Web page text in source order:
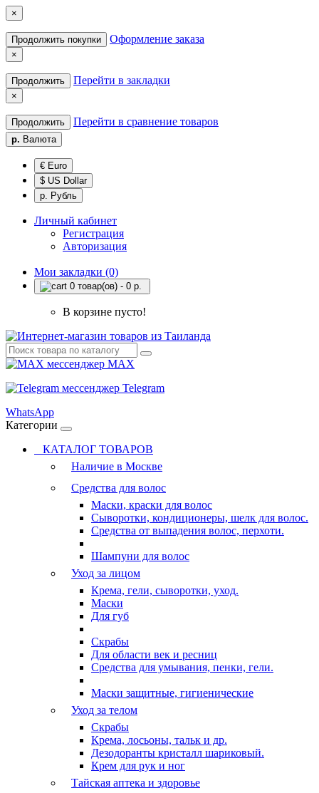
×
Продолжить покупки Оформление заказа
×
Продолжить Перейти в закладки
×
Продолжить Перейти в сравнение товаров
р. Валюта
€ Euro
$ US Dollar
р. Рубль
Личный кабинет
Регистрация
Авторизация
Мои закладки (0)
0 товар(ов) - 0 р.
В корзине пусто!
MAX
Telegram
WhatsApp
Категории
КАТАЛОГ ТОВАРОВ
Наличие в Москве
Средства для волос
Маски, краски для волос
Сыворотки, кондиционеры, шелк для волос.
Средства от выпадения волос, перхоти.
Шампуни для волос
Уход за лицом
Крема, гели, сыворотки, уход.
Маски
Для губ
Скрабы
Для области век и ресниц
Средства для умывания, пенки, гели.
Маски защитные, гигиенические
Уход за телом
Скрабы
Крема, лосьоны, тальк и др.
Дезодоранты кристалл шариковый.
Крем для рук и ног
Тайская аптека и здоровье